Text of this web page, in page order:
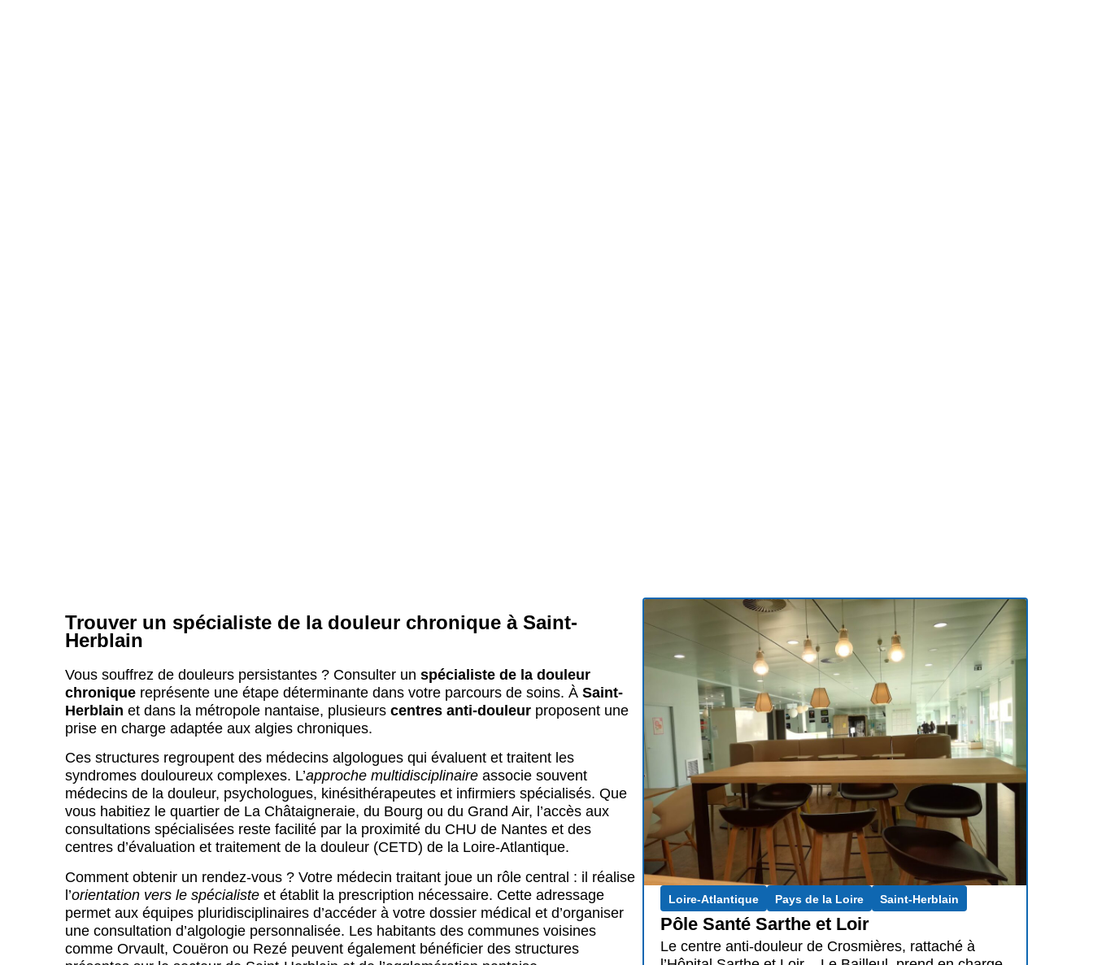
Trouver un spécialiste de la douleur chronique à Saint-
Herblain
Vous souffrez de douleurs persistantes ? Consulter un spécialiste de la douleur
chronique représente une étape déterminante dans votre parcours de soins. À Saint-
Herblain et dans la métropole nantaise, plusieurs centres anti-douleur proposent une
prise en charge adaptée aux algies chroniques.
Ces structures regroupent des médecins algologues qui évaluent et traitent les
syndromes douloureux complexes. L’approche multidisciplinaire associe souvent
médecins de la douleur, psychologues, kinésithérapeutes et infirmiers spécialisés. Que
vous habitiez le quartier de La Châtaigneraie, du Bourg ou du Grand Air, l’accès aux
consultations spécialisées reste facilité par la proximité du CHU de Nantes et des
centres d’évaluation et traitement de la douleur (CETD) de la Loire-Atlantique.
Comment obtenir un rendez-vous ? Votre médecin traitant joue un rôle central : il réalise
l’orientation vers le spécialiste et établit la prescription nécessaire. Cette adressage
permet aux équipes pluridisciplinaires d’accéder à votre dossier médical et d’organiser
une consultation d’algologie personnalisée. Les habitants des communes voisines
comme Orvault, Couëron ou Rezé peuvent également bénéficier des structures
Loire-Atlantique Pays de la Loire Saint-Herblain
Pôle Santé Sarthe et Loir
Le centre anti-douleur de Crosmières, rattaché à